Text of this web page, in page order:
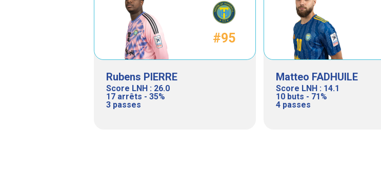
#95
Rubens PIERRE
Score LNH : 26.0
17 arrêts - 35%
3 passes
Matteo FADHUILE
Score LNH : 14.1
10 buts - 71%
4 passes